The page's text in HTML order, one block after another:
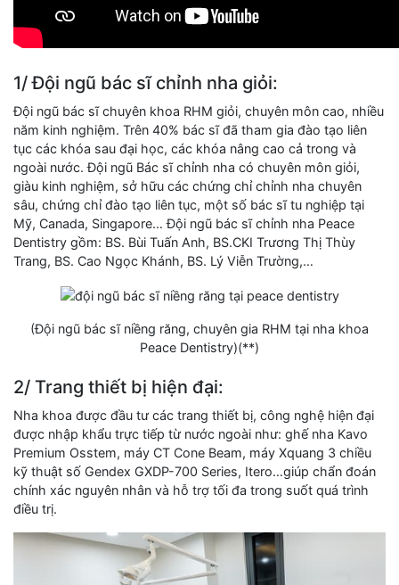
1/ Đội ngũ bác sĩ chỉnh nha giỏi:
Đội ngũ bác sĩ chuyên khoa RHM giỏi, chuyên môn cao, nhiều
năm kinh nghiệm. Trên 40% bác sĩ đã tham gia đào tạo liên
tục các khóa sau đại học, các khóa nâng cao cả trong và
ngoài nước. Đội ngũ Bác sĩ chỉnh nha có chuyên môn giỏi,
giàu kinh nghiệm, sở hữu các chứng chỉ chỉnh nha chuyên
sâu, chứng chỉ đào tạo liên tục, một số bác sĩ tu nghiệp tại
Mỹ, Canada, Singapore… Đội ngũ bác sĩ chỉnh nha Peace
Dentistry gồm: BS. Bùi Tuấn Anh, BS.CKI Trương Thị Thùy
Trang, BS. Cao Ngọc Khánh, BS. Lý Viễn Trường,…
(Đội ngũ bác sĩ niềng răng, chuyên gia RHM tại nha khoa
Peace Dentistry)(**)
2/ Trang thiết bị hiện đại:
Nha khoa được đầu tư các trang thiết bị, công nghệ hiện đại
được nhập khẩu trực tiếp từ nước ngoài như: ghế nha Kavo
Premium Osstem, máy CT Cone Beam, máy Xquang 3 chiều
kỹ thuật số Gendex GXDP-700 Series, Itero…giúp chẩn đoán
chính xác nguyên nhân và hỗ trợ tối đa trong suốt quá trình
điều trị.